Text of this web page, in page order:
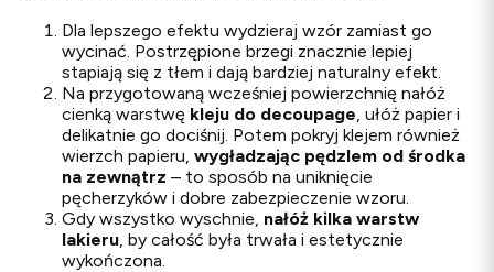
Dla lepszego efektu wydzieraj wzór zamiast go
wycinać. Postrzępione brzegi znacznie lepiej
stapiają się z tłem i dają bardziej naturalny efekt.
Na przygotowaną wcześniej powierzchnię nałóż
cienką warstwę kleju do decoupage , ułóż papier i
delikatnie go dociśnij. Potem pokryj klejem również
wierzch papieru, wygładzając pędzlem od środka
na zewnątrz – to sposób na uniknięcie
pęcherzyków i dobre zabezpieczenie wzoru.
Gdy wszystko wyschnie, nałóż kilka warstw
lakieru , by całość była trwała i estetycznie
wykończona.